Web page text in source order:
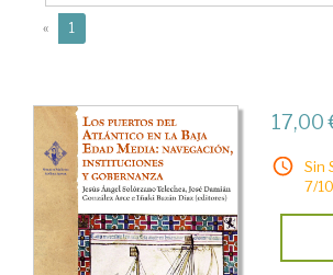
« 1
17,00
Sin
7/